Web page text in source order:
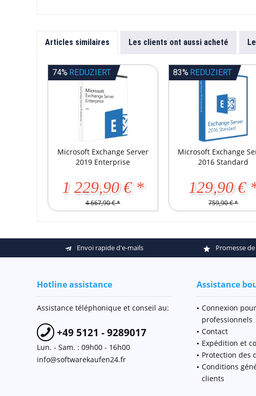
Articles similaires Les clients ont aussi acheté
74% REDUZIERT
Microsoft Exchange Server
2019 Enterprise
1 229,90 € *
4 667,90 € *
83% REDUZIERT
Microsoft Exchange
2016 Standard
129,90 €
759,90 € *
Envoi rapide d'e-mails Promesse
Hotline assistance
Assistance téléphonique et conseil au:
+49 5121 - 9289017
Lun. - Sam. : 09h00 - 16h00
info@softwarekaufen24.fr
Assistance
Connexion
professionnels
Contact
Expédition et
Protection des
Conditions
clients